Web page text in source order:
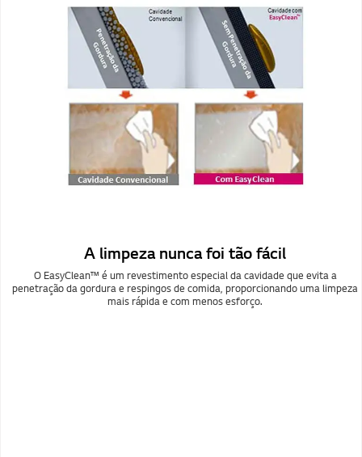
A limpeza nunca foi tão fácil
O EasyClean™ é um revestimento especial da cavidade que evita a
penetração da gordura e respingos de comida, proporcionando uma limpeza
mais rápida e com menos esforço.